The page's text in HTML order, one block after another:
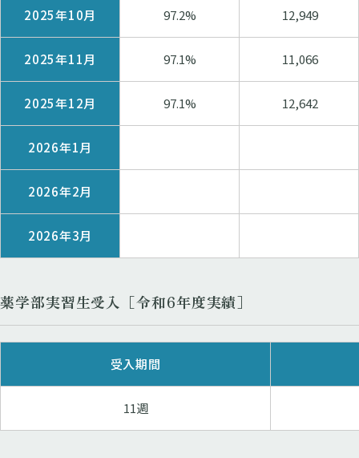
2025年10月 97.2% 12,949
2025年11月 97.1% 11,066
2025年12月 97.1% 12,642
2026年1月
2026年2月
2026年3月
薬学部実習生受入​［令和6年度実績］
受入期間
11週